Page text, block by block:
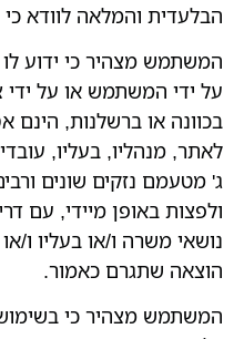
הבלעדית והמלאה לוודא
המשתמש מצהיר כי ידוע
על ידי המשתמש או על
בכוונה או ברשלנות, הינם
לאתר, מנהליו, בעליו,
ג' מטעמם נזקים שונים
ולפצות באופן מיידי, עם
נושאי משרה ו/או בעליו ו/
הוצאה שתגרם כאמור.
המשתמש מצהיר כי